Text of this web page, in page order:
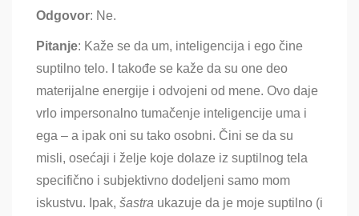
Odgovor: Ne.
Pitanje: Kaže se da um, inteligencija i ego čine
suptilno telo. I takođe se kaže da su one deo
materijalne energije i odvojeni od mene. Ovo daje
vrlo impersonalno tumačenje inteligencije uma i
ega – a ipak oni su tako osobni. Čini se da su
misli, osećaji i želje koje dolaze iz suptilnog tela
specifično i subjektivno dodeljeni samo mom
iskustvu. Ipak, šastra ukazuje da je moje suptilno (i